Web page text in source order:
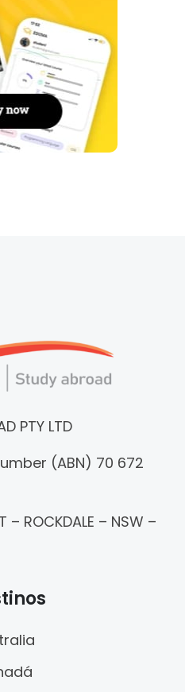
PTY LTD
(ABN) 70 672
– ROCKDALE – NSW –